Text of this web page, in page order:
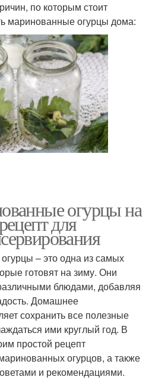
по которым стоит
маринованные огурцы дома:
огурцы на
для
– это одна из самых
готовят на зиму. Они
блюдами, добавляя
Домашнее
сохранить все полезные
ими круглый год. В
простой рецепт
огурцов, а также
и рекомендациями.